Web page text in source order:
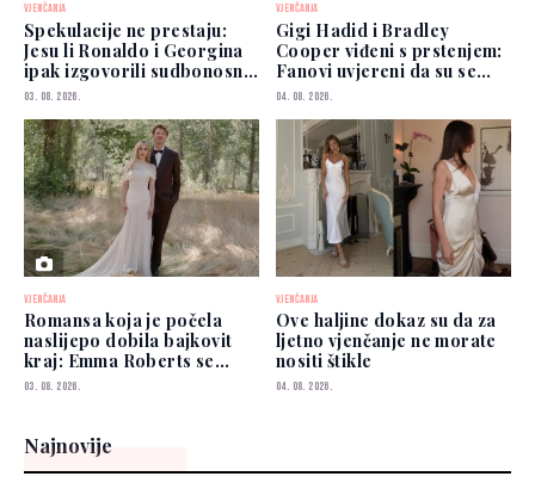
VJENČANJA
Spekulacije ne prestaju:
Jesu li Ronaldo i Georgina
ipak izgovorili sudbonosno
"da"?
03. 08. 2026.
VJENČANJA
Gigi Hadid i Bradley
Cooper viđeni s prstenjem:
Fanovi uvjereni da su se
vjenčali
04. 08. 2026.
VJENČANJA
Romansa koja je počela
naslijepo dobila bajkovit
kraj: Emma Roberts se
udala
03. 08. 2026.
VJENČANJA
Ove haljine dokaz su da za
ljetno vjenčanje ne morate
nositi štikle
04. 08. 2026.
Najnovije